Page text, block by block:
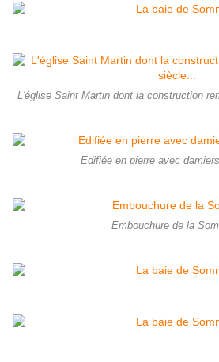
L'église Saint Martin dont la construction
Edifiée en pierre avec
Embouchure de la